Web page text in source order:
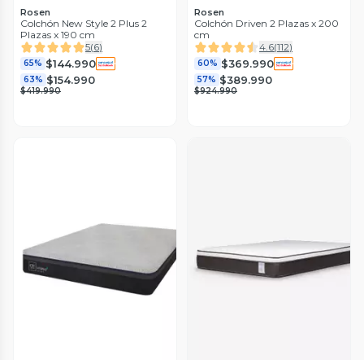
Rosen
Colchón New Style 2 Plus 2
Plazas x 190 cm
5(6)
65% $144.990
63% $154.990
$419.990
Rosen
Colchón Driven 2 Plazas x 200
cm
4.6(112)
60% $369.990
57% $389.990
$924.990